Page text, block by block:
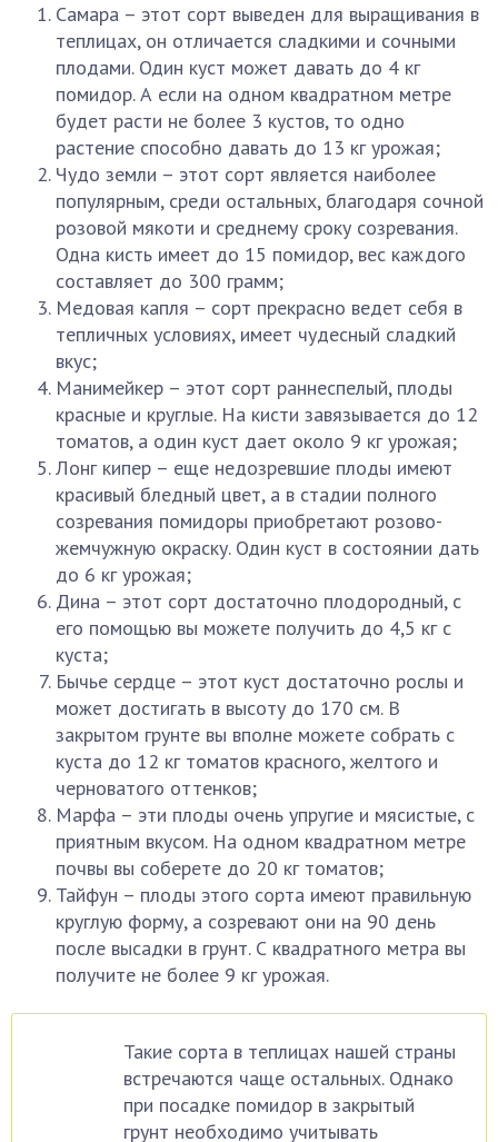
Самара – этот сорт выведен для выращивания в
теплицах, он отличается сладкими и сочными
плодами. Один куст может давать до 4 кг
помидор. А если на одном квадратном метре
будет расти не более 3 кустов, то одно
растение способно давать до 13 кг урожая;
Чудо земли – этот сорт является наиболее
популярным, среди остальных, благодаря сочной
розовой мякоти и среднему сроку созревания.
Одна кисть имеет до 15 помидор, вес каждого
составляет до 300 грамм;
Медовая капля – сорт прекрасно ведет себя в
тепличных условиях, имеет чудесный сладкий
вкус;
Манимейкер – этот сорт раннеспелый, плоды
красные и круглые. На кисти завязывается до 12
томатов, а один куст дает около 9 кг урожая;
Лонг кипер – еще недозревшие плоды имеют
красивый бледный цвет, а в стадии полного
созревания помидоры приобретают розово-
жемчужную окраску. Один куст в состоянии дать
до 6 кг урожая;
Дина – этот сорт достаточно плодородный, с
его помощью вы можете получить до 4,5 кг с
куста;
Бычье сердце – этот куст достаточно рослы и
может достигать в высоту до 170 см. В
закрытом грунте вы вполне можете собрать с
куста до 12 кг томатов красного, желтого и
черноватого оттенков;
Марфа – эти плоды очень упругие и мясистые, с
приятным вкусом. На одном квадратном метре
почвы вы соберете до 20 кг томатов;
Тайфун – плоды этого сорта имеют правильную
круглую форму, а созревают они на 90 день
после высадки в грунт. С квадратного метра вы
получите не более 9 кг урожая.
Такие сорта в теплицах нашей страны
встречаются чаще остальных. Однако
при посадке помидор в закрытый
грунт необходимо учитывать